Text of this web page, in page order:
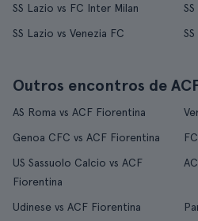
SS Lazio vs FC Inter Milan
SS Lazio vs Venezia FC
Outros encontros de
AS Roma vs ACF Fiorentina
Genoa CFC vs ACF Fiorentina
US Sassuolo Calcio vs ACF
Fiorentina
Udinese vs ACF Fiorentina